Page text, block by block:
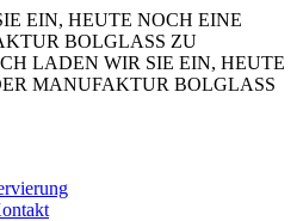
EIN, HEUTE NOCH EINE
BOLGLASS ZU
LADEN WIR SIE EIN, HEUTE
MANUFAKTUR BOLGLASS